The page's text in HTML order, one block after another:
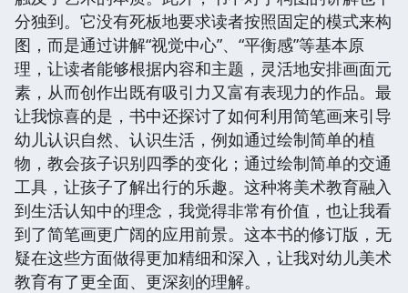
分独到。它没有死板地要求读者按照固定的模式来构
图，而是通过讲解“视觉中心”、“平衡感”等基本原
理，让读者能够根据内容和主题，灵活地安排画面元
素，从而创作出既有吸引力又富有表现力的作品。最
让我惊喜的是，书中还探讨了如何利用简笔画来引导
幼儿认识自然、认识生活，例如通过绘制简单的植
物，教会孩子识别四季的变化；通过绘制简单的交通
工具，让孩子了解出行的乐趣。这种将美术教育融入
到生活认知中的理念，我觉得非常有价值，也让我看
到了简笔画更广阔的应用前景。这本书的修订版，无
疑在这些方面做得更加精细和深入，让我对幼儿美术
教育有了更全面、更深刻的理解。